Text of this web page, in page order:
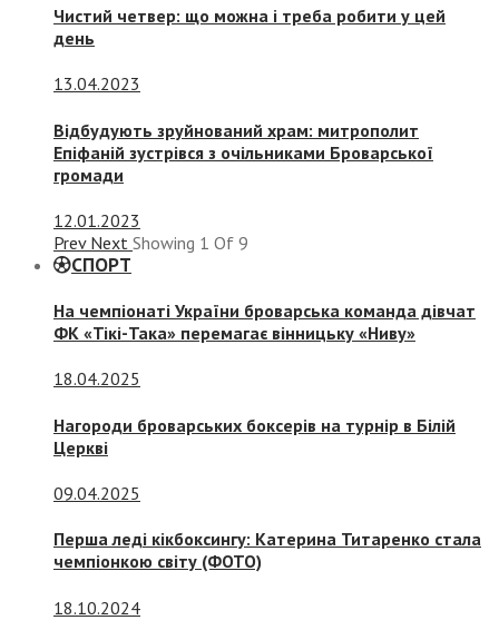
Чистий четвер: що можна і треба робити у цей
день
13.04.2023
Відбудують зруйнований храм: митрополит
Епіфаній зустрівся з очільниками Броварської
громади
12.01.2023
Prev Next Showing 1 Of 9
СПОРТ
На чемпіонаті України броварська команда дівчат
ФК «Тікі-Така» перемагає вінницьку «Ниву»
18.04.2025
Нагороди броварських боксерів на турнір в Білій
Церкві
09.04.2025
Перша леді кікбоксингу: Катерина Титаренко стала
чемпіонкою світу (ФОТО)
18.10.2024